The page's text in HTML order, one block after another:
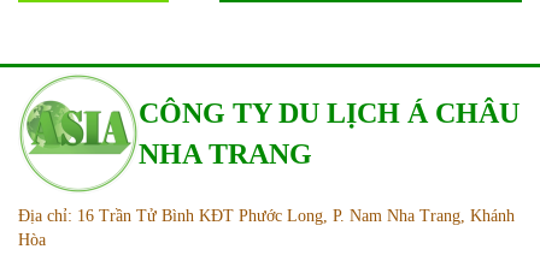
CÔNG TY DU LỊCH Á CHÂU
NHA TRANG
Địa chỉ: 16 Trần Tử Bình KĐT Phước Long, P. Nam Nha Trang, Khánh
Hòa